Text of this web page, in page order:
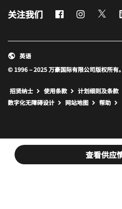
查看供应
关注我们 FacebookInstagram
© 1996 – 2025 万豪国际有限公司版权所有
英语
招贤纳士 使用条款 计划细则及条款
数字化无障碍设计
网站地图 打开新
帮助